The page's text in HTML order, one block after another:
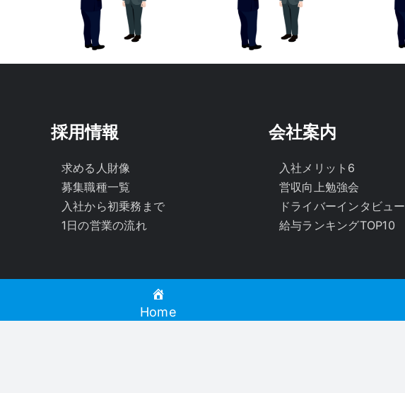
採用情報
求める人財像
募集職種一覧
入社から初乗務まで
1日の営業の流れ
会社案内
入社メリット6
営収向上勉強会
ドライバーインタビュー
給与ランキングTOP10
Home